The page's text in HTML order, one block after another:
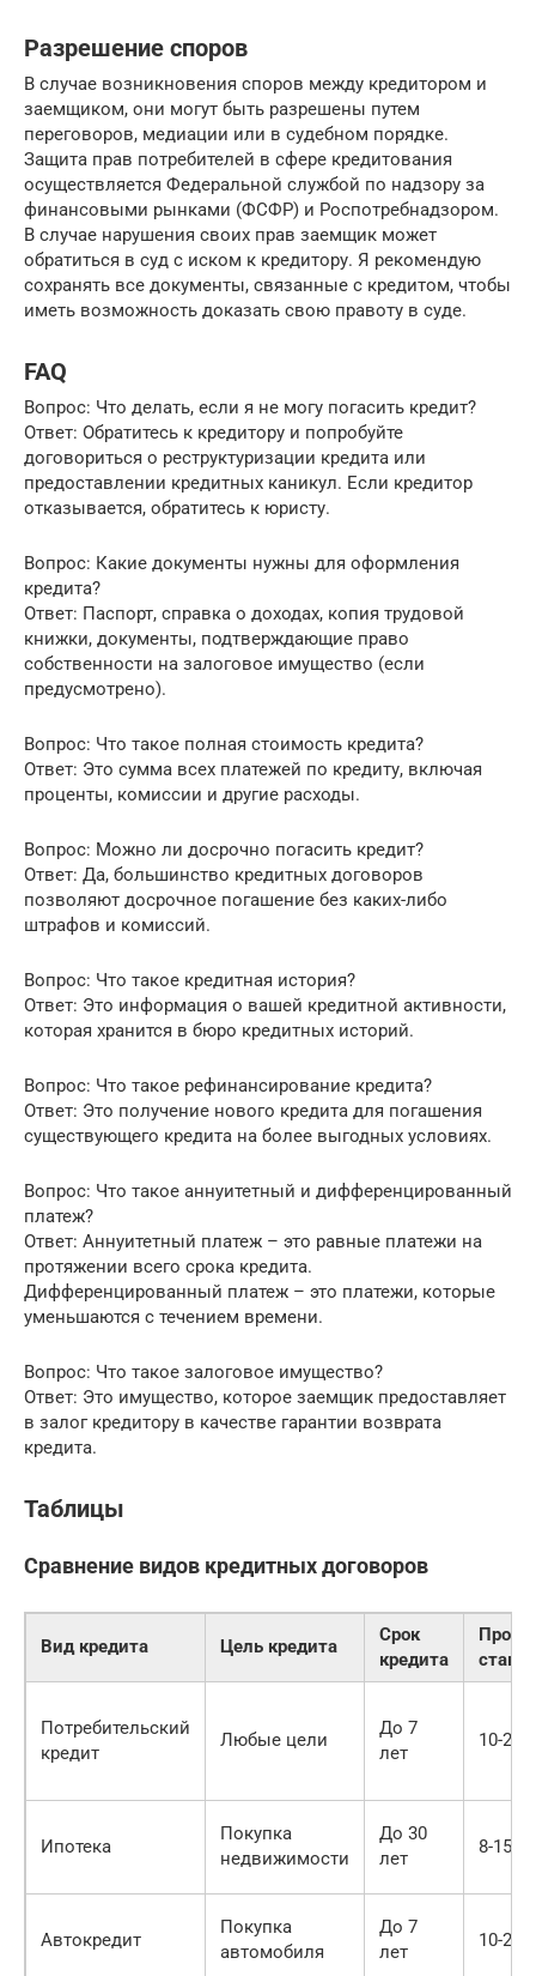
Разрешение споров
В случае возникновения споров между кредитором и
заемщиком, они могут быть разрешены путем
переговоров, медиации или в судебном порядке.
Защита прав потребителей в сфере кредитования
осуществляется Федеральной службой по надзору за
финансовыми рынками (ФСФР) и Роспотребнадзором.
В случае нарушения своих прав заемщик может
обратиться в суд с иском к кредитору. Я рекомендую
сохранять все документы, связанные с кредитом, чтобы
иметь возможность доказать свою правоту в суде.
FAQ
Вопрос: Что делать, если я не могу погасить кредит?
Ответ: Обратитесь к кредитору и попробуйте
договориться о реструктуризации кредита или
предоставлении кредитных каникул. Если кредитор
отказывается, обратитесь к юристу.
Вопрос: Какие документы нужны для оформления
кредита?
Ответ: Паспорт, справка о доходах, копия трудовой
книжки, документы, подтверждающие право
собственности на залоговое имущество (если
предусмотрено).
Вопрос: Что такое полная стоимость кредита?
Ответ: Это сумма всех платежей по кредиту, включая
проценты, комиссии и другие расходы.
Вопрос: Можно ли досрочно погасить кредит?
Ответ: Да, большинство кредитных договоров
позволяют досрочное погашение без каких-либо
штрафов и комиссий.
Вопрос: Что такое кредитная история?
Ответ: Это информация о вашей кредитной активности,
которая хранится в бюро кредитных историй.
Вопрос: Что такое рефинансирование кредита?
Ответ: Это получение нового кредита для погашения
существующего кредита на более выгодных условиях.
Вопрос: Что такое аннуитетный и дифференцированный
платеж?
Ответ: Аннуитетный платеж – это равные платежи на
протяжении всего срока кредита.
Дифференцированный платеж – это платежи, которые
уменьшаются с течением времени.
Вопрос: Что такое залоговое имущество?
Ответ: Это имущество, которое заемщик предоставляет
в залог кредитору в качестве гарантии возврата
кредита.
Таблицы
Сравнение видов кредитных договоров
Вид кредита Цель кредита
Срок
кредита
ставка
Потребительский
кредит
Любые цели
До 7
лет
10-25%
Ипотека
Покупка
недвижимости
До 30
лет
8-15%
Автокредит
Покупка
автомобиля
До 7
лет
10-20%